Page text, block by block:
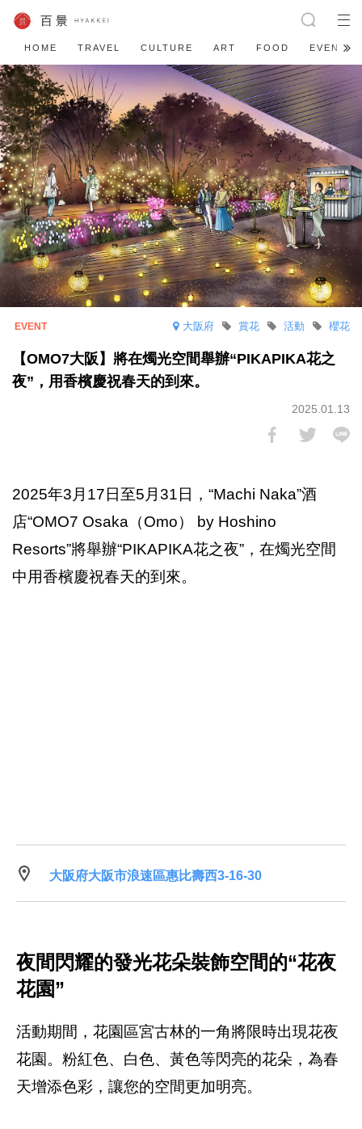
HOME TRAVEL CULTURE ART FOOD EVENT
大阪府 櫻花
活動
賞花
【OMO7大阪】將在燭光空間舉辦“PIKAPIKA花之
夜”，用香檳慶祝春天的到來。
2025.01.13
2025年3月17日至5月31日，“Machi Naka”酒
店“OMO7 Osaka（Omo） by Hoshino
Resorts”將舉辦“PIKAPIKA花之夜”，在燭光空間
中用香檳慶祝春天的到來。
大阪府大阪市浪速區惠比壽西3-16-30
夜間閃耀的發光花朵裝飾空間的“花夜
花園”
活動期間，花園區宮古林的一角將限時出現花夜
花園。粉紅色、白色、黃色等閃亮的花朵，為春
天增添色彩，讓您的空間更加明亮。